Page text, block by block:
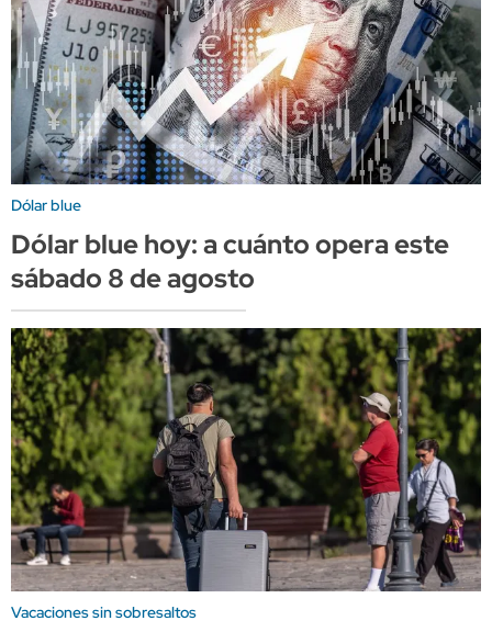
Dólar blue
Dólar blue hoy: a cuánto opera este
sábado 8 de agosto
Vacaciones sin sobresaltos